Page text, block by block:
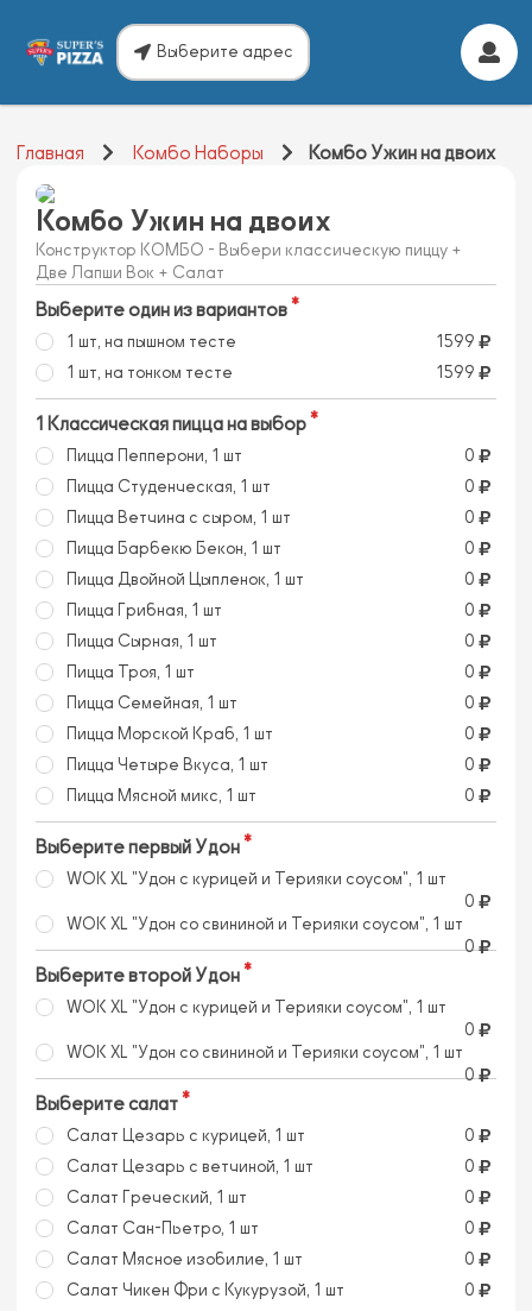
Выберите адрес
Главная Комбо Наборы Комбо Ужин на двоих
Комбо Ужин на двоих
Конструктор КОМБО - Выбери классическую пиццу +
Две Лапши Вок + Салат
Выберите один из вариантов
1 шт, на пышном тесте
1599
1 шт, на тонком тесте
1599
1 Классическая пицца на выбор
Пицца Пепперони, 1 шт
0
Пицца Студенческая, 1 шт
0
Пицца Ветчина с сыром, 1 шт
0
Пицца Барбекю Бекон, 1 шт
0
Пицца Двойной Цыпленок, 1 шт
0
Пицца Грибная, 1 шт
0
Пицца Сырная, 1 шт
0
Пицца Троя, 1 шт
0
Пицца Семейная, 1 шт
0
Пицца Морской Краб, 1 шт
0
Пицца Четыре Вкуса, 1 шт
0
Пицца Мясной микс, 1 шт
0
Выберите первый Удон
WOK XL "Удон с курицей и Терияки соусом", 1 шт
0
WOK XL "Удон со свининой и Терияки соусом", 1 шт
0
Выберите второй Удон
WOK XL "Удон с курицей и Терияки соусом", 1 шт
0
WOK XL "Удон со свининой и Терияки соусом", 1 шт
0
Выберите салат
Салат Цезарь с курицей, 1 шт
0
Салат Цезарь с ветчиной, 1 шт
0
Салат Греческий, 1 шт
0
Салат Сан-Пьетро, 1 шт
0
Салат Мясное изобилие, 1 шт
0
Салат Чикен Фри с Кукурузой, 1 шт
0